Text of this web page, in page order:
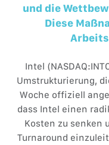
und die
Diese
Intel
Umstrukturierung,
Woche offiziell
dass Intel einen
Kosten zu senken
Turnaround